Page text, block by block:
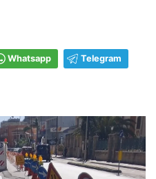
Whatsapp Telegram